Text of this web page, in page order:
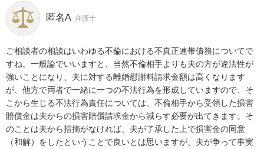
匿名A 弁護士
ご相談者の相談はいわゆる不倫における不真正連帯債務についてで
すね。一般論でいいますと、当然不倫相手よりも夫の方が違法性が
強いことになり、夫に対する離婚慰謝料請求金額は高くなります
が、他方で両者で一緒に一つの不法行為を形成していますので、そ
こから生じる不法行為責任については、不倫相手から受領した損害
賠償金は夫からの損害賠償請求金から減らす必要が出てきます。そ
のことは夫から指摘がなければ、夫が了承した上で損害金の同意
（和解）をしたということで良いとは思いますが、夫が争って事実